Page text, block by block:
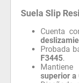
Suela Slip
Cuenta
Probada
F3445.
superior a